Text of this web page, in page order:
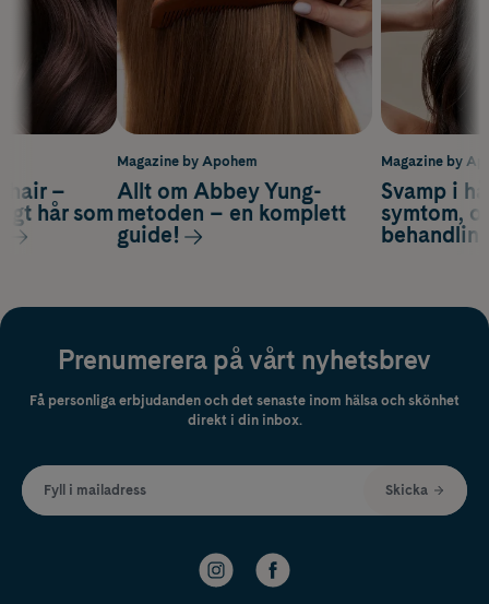
Magazine by
Svamp i
symtom,
hair –
hår som
Magazine by Apohem
Allt om Abbey Yung-
metoden – en komplett
guide!
Prenumerera på vårt nyhetsbrev
Få personliga erbjudanden och det senaste inom hälsa och skönhet
direkt i din inbox.
Fyll i mailadress Skicka